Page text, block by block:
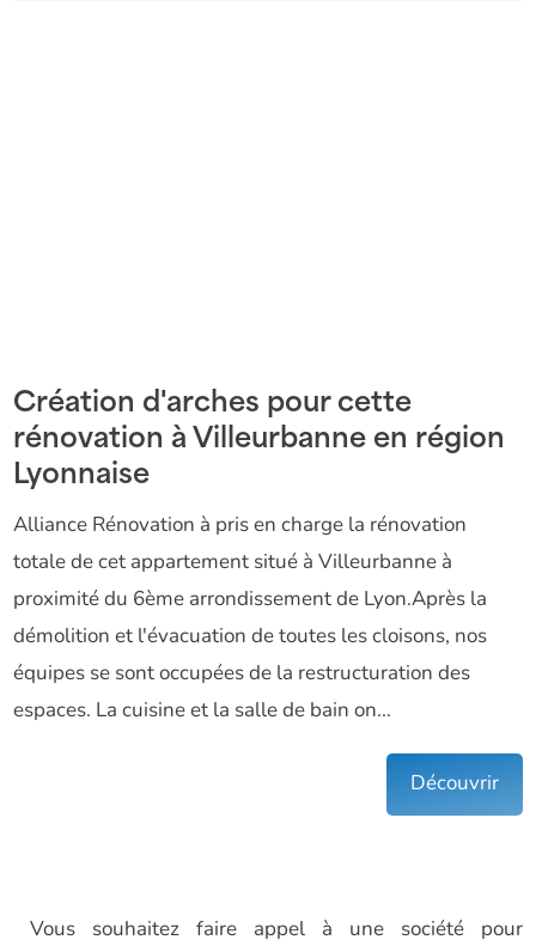
Création d'arches pour cette
rénovation à Villeurbanne en région
Lyonnaise
Alliance Rénovation à pris en charge la rénovation
totale de cet appartement situé à Villeurbanne à
proximité du 6ème arrondissement de Lyon.Après la
démolition et l'évacuation de toutes les cloisons, nos
équipes se sont occupées de la restructuration des
espaces. La cuisine et la salle de bain on...
Découvrir
Vous souhaitez faire appel à une société pour